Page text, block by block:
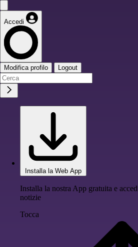
Accedi
Modifica profilo Logout
Installa la Web App
Installa la nostra App gratuita e
notizie
Tocca